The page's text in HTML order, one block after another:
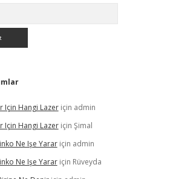
Için Hangi Lazeriçin admin
Için Hangi Lazeriçin Şimal
Ne Işe Yarariçin admin
Ne Işe Yarariçin Rüveyda